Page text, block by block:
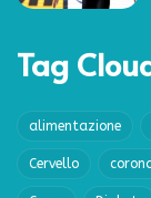
Tag
alimentazione
Cervello